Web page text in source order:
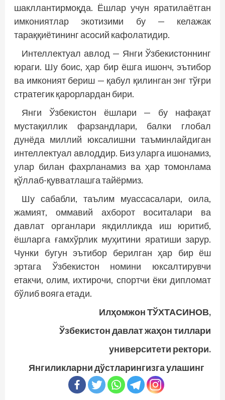
шакллантирмоқда. Ёшлар учун яратилаётган
имкониятлар экотизими бу — келажак
тараққиётининг асосий кафолатидир.
Интеллектуал авлод — Янги Ўзбекистоннинг
юраги. Шу боис, ҳар бир ёшга ишонч, эътибор
ва имконият бериш — қабул қилинган энг тўғри
стратегик қарорлардан бири.
Янги Ўзбекистон ёшлари — бу нафақат
мустақиллик фарзандлари, балки глобал
дунёда миллий юксалишни таъминлайдиган
интеллектуал авлоддир. Биз уларга ишонамиз,
улар билан фахрланамиз ва ҳар томонлама
қўллаб-қувватлашга тайёрмиз.
Шу сабабли, таълим муассасалари, оила,
жамият, оммавий ахборот воситалари ва
давлат органлари якдилликда иш юритиб,
ёшларга ғамхўрлик муҳитини яратиши зарур.
Чунки бугун эътибор берилган ҳар бир ёш
эртага Ўзбекистон номини юксалтирувчи
етакчи, олим, ихтирочи, спортчи ёки дипломат
бўлиб вояга етади.
Илҳомжон ТЎХТАСИНОВ,
Ўзбекистон давлат жаҳон тиллари
университети ректори.
Янгиликларни дўстларингизга улашинг